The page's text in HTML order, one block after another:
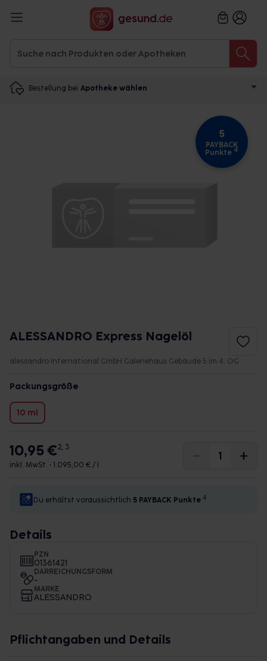
Bestellung bei Apotheke wählen
5
PAYBACK
Punkte 4
ALESSANDRO Express Nagelöl
alessandro International GmbH Galeriehaus Gebäude 5 im 4. OG
Packungsgröße
10 ml
10,95 €2, 3
inkl. MwSt. • 1.095,00 € / l
Du erhältst voraussichtlich 5 PAYBACK Punkte 4
Details
PZN
01361421
DARREICHUNGSFORM
-
MARKE
ALESSANDRO
Pflichtangaben und Details